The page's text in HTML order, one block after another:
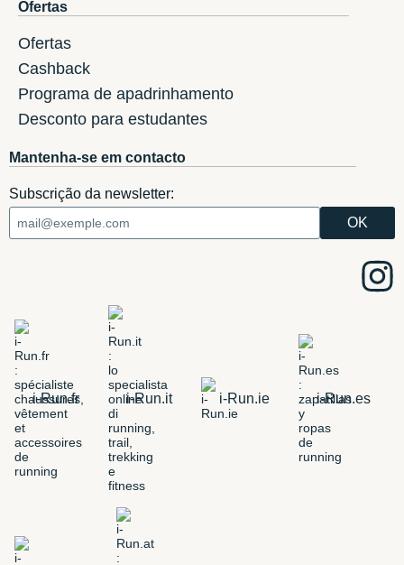
Ofertas
Ofertas
Cashback
Programa de apadrinhamento
Desconto para estudantes
Mantenha-se em contacto
Subscrição da newsletter:
i-Run.fr i-Run.it i-Run.ie i-Run.es